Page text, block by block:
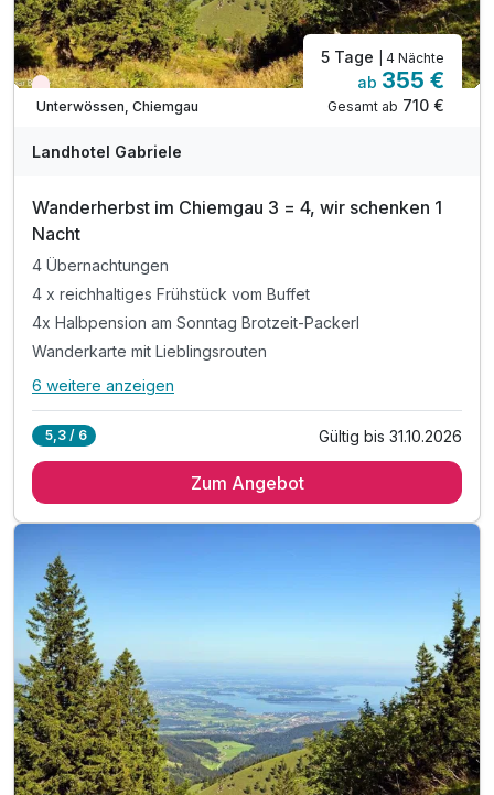
Wieder frei ab September
Unterwössen, Chiemgau
5 Tage | 4 Nächte
ab 355 €
Gesamt ab 710 €
Landhotel Gabriele
Wanderherbst im Chiemgau 3 = 4, wir schenken 1
Nacht
4 Übernachtungen
4 x reichhaltiges Frühstück vom Buffet
4x Halbpension am Sonntag Brotzeit-Packerl
Wanderkarte mit Lieblingsrouten
Alle Inklusivleistungen
4 x reichhaltiges Frühstück vom Buffet
1 Auszeit mit Apfelstrudel und Kaffee - Nachmittag
Leihstöcke & Rucksack nach Verfügbarkeit
inkl. Kurtaxe
Inkl. Achental Card mit vielen Vergünstigungen
Bei Möglichkeit Early-Check in
inkl. Wahl auf das Kissen-Menü
6 weitere anzeigen
5,3 / 6 Gültig bis 31.10.2026
Zum Angebot